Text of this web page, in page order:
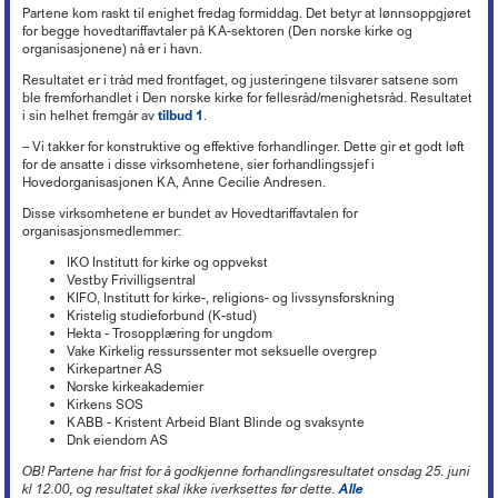
Nyheter om KA
Ferie
Oppfølging av sykefravær
Avvikling av arbeidsforhold
Advarsel
Nedbemanning og omorganisering
Vurdering ved ledig stilling
Seksuell trakassering og overgrep
Varsling
Reglementer
Arbeidsveiledning (ABV)
Boka «Ledelse og organisering i kristne virksomheter»
Nyhetsbrev fra KA Lederakademi
Sentrale særavtaler
Lønnssystem på KA-sektoren
Pensjonsordninger
Samarbeid og medbestemmelse
Opplæring og utvikling (OU)
Lokale forhandlinger
Tariffordliste
Tariff 2022
Tariff 2021
Tariff 2020
Tariff 2019
Tariff 2018
Tariff 2017
Tariff 2016
Tariff 2015
Gamle tariffavtaler
Kirkekontrollen 2025
Ordna eiendom
Istandsetting av middelalderkirker i stein
Kirkeinventar
Energi og Enøk
Eiendomsforhold
Verktøy for tilstandsanalyse
Kirkebygg og identitet
Karttjenester
Nettverk for kirkebyggforvaltere
Riksantikvarens tilskudd til konservering av kirkekunst
Døgnåpen beredskapstelefon
Beredskap i egen virksomhet
Innbrudds- og tyverisikring
Verdibergingsplan (restverdiredning)
Håndtering av naturfare
Økonomi +
Trossamfunnslov og kirkeordning
Økonomiforskriften
God kommunal regnskapsskikk
Årsoppgjør, årsregnskap, årsberetning
Intro til merverdiavgift
Merverdiavgift i gravplassforvaltningen
Momskompensasjon
Ti tips - økonomi i kirkelig fellesråd
Avtaler mellom kommunen og kirkelig fellesråd om tjenesteyting
Offentlige anskaffelser
Planarbeid
Svindelforsøk
Organisasjon og forvaltning
Lokal organisasjonsutvikling
Personvern
Ansvarsforsikring og ulykkesforsikring
Støtte til deltakelse på yrkesmesse
Støtteordninger for undervisningsansatte
«Stadig bedre»
Arkiv
Mediehåndtering ved begravelser
Digitalisering +
KAs digitaliseringsarbeid
Gravplass
Kirkebygg
Lønn, personal og regnskap
Brukerforum og brukergrupper
Strømming og kopiering +
Musikkfremføring (Tono)
Overføring av gudstjenester (strømming)
Digitale musikkrettigheter
Bruk av bilder
Barnehage +
Barnehage i KA
PBL-medlemskap gjennom KA
Krav om eget rettssubjekt
Inkluderende arbeidsliv i barnehager
Høringsuttalelser +
Høringsuttalelser t.o.m. 2016
Nettbutikk
Partene kom raskt til enighet fredag formiddag. Det betyr at lønnsoppgjøret
for begge hovedtariffavtaler på KA-sektoren (Den norske kirke og
organisasjonene) nå er i havn.
Resultatet er i tråd med frontfaget, og justeringene tilsvarer satsene som
ble fremforhandlet i Den norske kirke for fellesråd/menighetsråd. Resultatet
i sin helhet fremgår avtilbud 1
– Vi takker for konstruktive og effektive forhandlinger. Dette gir et godt løft
for de ansatte i disse virksomhetene, sier forhandlingssjef i
Hovedorganisasjonen KA, Anne Cecilie Andresen.
Disse virksomhetene er bundet av Hovedtariffavtalen for
organisasjonsmedlemmer:
IKO Institutt for kirke og oppvekst
Vestby Frivilligsentral
KIFO, Institutt for kirke-, religions- og livssynsforskning
Kristelig studieforbund (K-stud)
Hekta - Trosopplæring for ungdom
Vake Kirkelig ressurssenter mot seksuelle overgrep
Kirkepartner AS
Norske kirkeakademier
Kirkens SOS
KABB - Kristent Arbeid Blant Blinde og svaksynte
Dnk eiendom AS
OB! Partene har frist for å godkjenne forhandlingsresultatet onsdag 25. juni
kl 12.00, og resultatet skal ikke iverksettes før dette.Alle